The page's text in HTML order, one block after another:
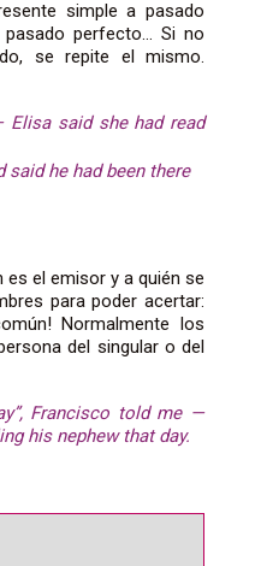
simple a pasado
perfecto… Si no
se repite el mismo.
said she had read
said he had been there
es el emisor y a quién se
para poder acertar:
Normalmente los
del singular o del
Francisco told me —
his nephew that day.